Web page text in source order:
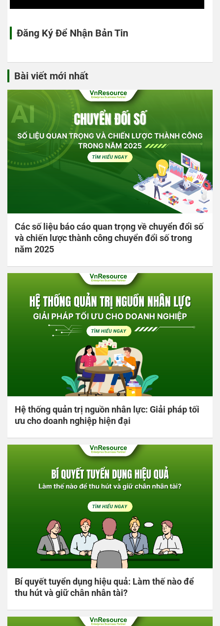
Đăng Ký Để Nhận Bản Tin
Bài viết mới nhất
Các số liệu báo cáo quan trọng về chuyển đổi số
và chiến lược thành công chuyển đổi số trong
năm 2025
Hệ thống quản trị nguồn nhân lực: Giải pháp tối
ưu cho doanh nghiệp hiện đại
Bí quyết tuyển dụng hiệu quả: Làm thế nào để
thu hút và giữ chân nhân tài?